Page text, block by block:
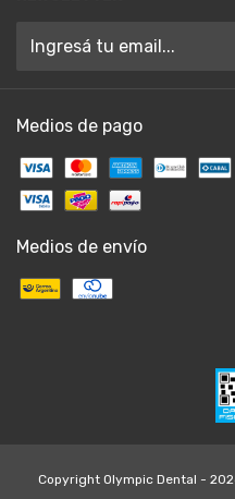
Medios de pago
Medios de envío
Copyright Olympic Dental -